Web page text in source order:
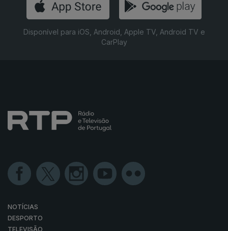
Disponível para iOS, Android, Apple TV, Android TV e
CarPlay
NOTÍCIAS
DESPORTO
TELEVISÃO